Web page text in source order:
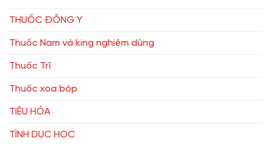
THUỐC ĐÔNG Y
Thuốc Nam và king nghiệm dùng
Thuốc Trĩ
Thuốc xoa bóp
TIÊU HÓA
TÌNH DỤC HỌC